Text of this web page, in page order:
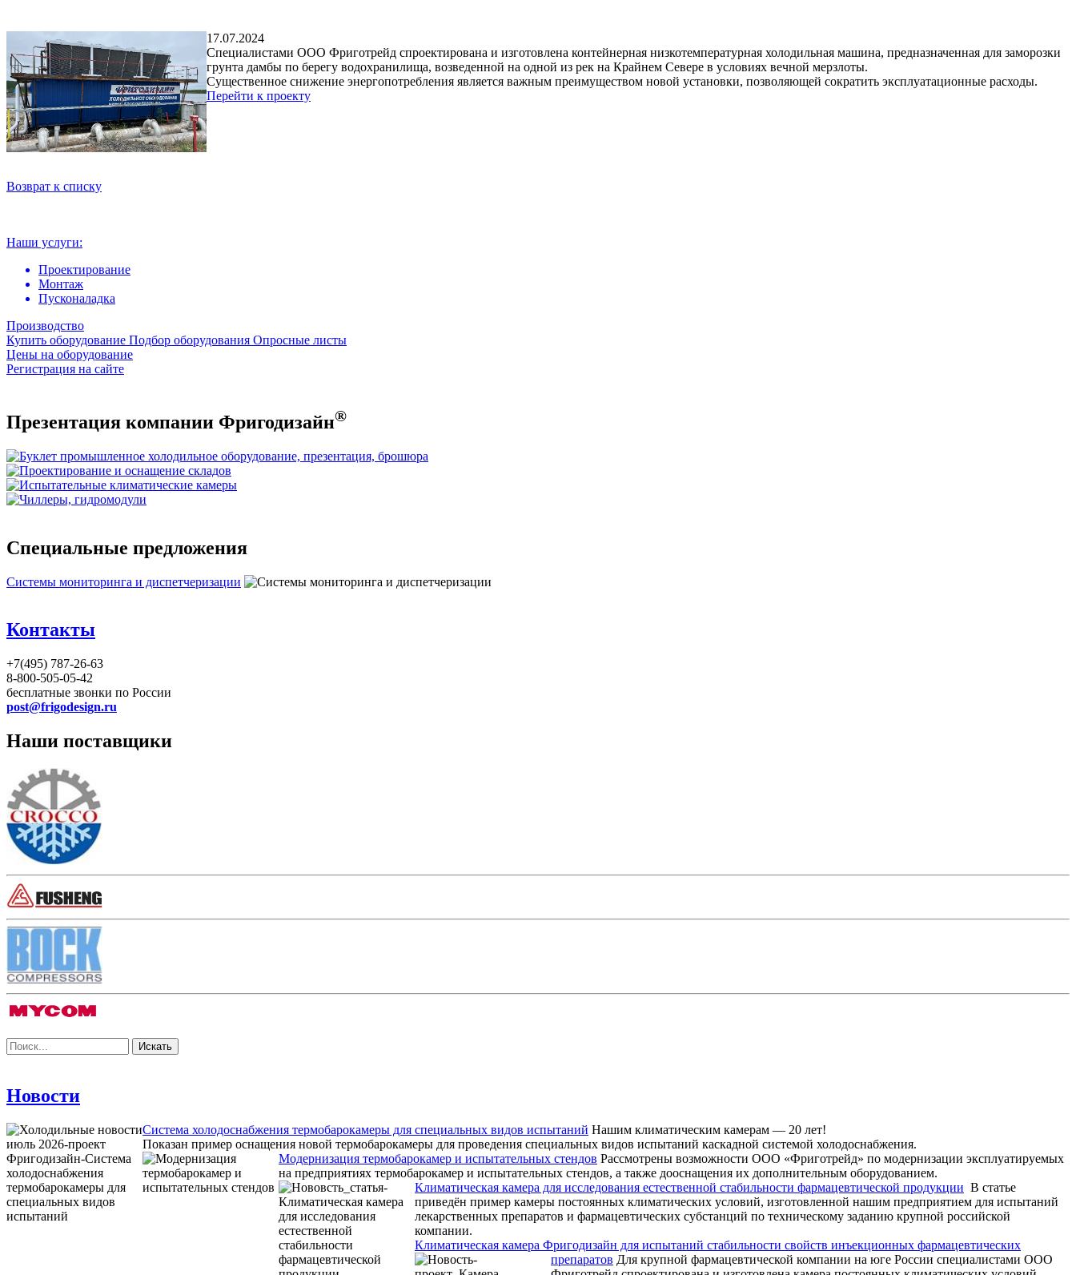
17.07.2024
Специалистами ООО Фриготрейд спроектирована и изготовлена контейнерная низкотемпературная холодильная машина, предназначенная для заморозки
грунта дамбы по берегу водохранилища, возведенной на одной из рек на Крайнем Севере в условиях вечной мерзлоты.
Существенное снижение энергопотребления является важным преимуществом новой установки, позволяющей сократить эксплуатационные расходы.
Перейти к проекту
Возврат к списку
Наши услуги:
Проектирование
Монтаж
Пусконаладка
Производство
Купить оборудование Подбор оборудования Опросные листы
Цены на оборудование
Регистрация на сайте
Презентация компании Фригодизайн®
Специальные предложения
Системы мониторинга и диспетчеризации
Контакты
+7(495) 787-26-63
8-800-505-05-42
бесплатные звонки по России
post@frigodesign.ru
Наши поставщики
Новости
Система холодоснабжения термобарокамеры для специальных видов испытаний Нашим климатическим камерам — 20 лет!
Показан пример оснащения новой термобарокамеры для проведения специальных видов испытаний каскадной системой холодоснабжения.
Модернизация термобарокамер и испытательных стендов Рассмотрены возможности ООО «Фриготрейд» по модернизации эксплуатируемых
на предприятиях термобарокамер и испытательных стендов, а также дооснащения их дополнительным оборудованием.
Климатическая камера для исследования естественной стабильности фармацевтической продукции В статье
приведён пример камеры постоянных климатических условий, изготовленной нашим предприятием для испытаний
лекарственных препаратов и фармацевтических субстанций по техническому заданию крупной российской
компании.
Климатическая камера Фригодизайн для испытаний стабильности свойств инъекционных фармацевтических
препаратов Для крупной фармацевтической компании на юге России специалистами ООО